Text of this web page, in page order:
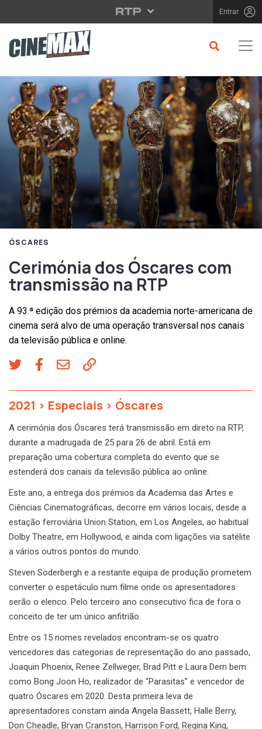
Saltar para o conteúdo principal Entrar
ÓSCARES
Cerimónia dos Óscares com
transmissão na RTP
A 93.ª edição dos prémios da academia norte-americana de
cinema será alvo de uma operação transversal nos canais
da televisão pública e online.
2021 > Especiais > Óscares
A cerimónia dos Óscares terá transmissão em direto na RTP,
durante a madrugada de 25 para 26 de abril. Está em
preparação uma cobertura completa do evento que se
estenderá dos canais da televisão pública ao online.
Este ano, a entrega dos prémios da Academia das Artes e
Ciências Cinematográficas, decorre em vários locais, desde a
estação ferroviária Union Station, em Los Angeles, ao habitual
Dolby Theatre, em Hollywood, e ainda com ligações via satélite
a vários outros pontos do mundo.
Steven Soderbergh e a restante equipa de produção prometem
converter o espetáculo num filme onde os apresentadores
serão o elenco. Pelo terceiro ano consecutivo fica de fora o
conceito de ter um único anfitrião.
Entre os 15 nomes revelados encontram-se os quatro
vencedores das categorias de representação do ano passado,
Joaquin Phoenix, Renee Zellweger, Brad Pitt e Laura Dern bem
como Bong Joon Ho, realizador de "Parasitas" e vencedor de
quatro Óscares em 2020. Desta primeira leva de
apresentadores constam ainda Angela Bassett, Halle Berry,
Don Cheadle, Bryan Cranston, Harrison Ford, Regina King,